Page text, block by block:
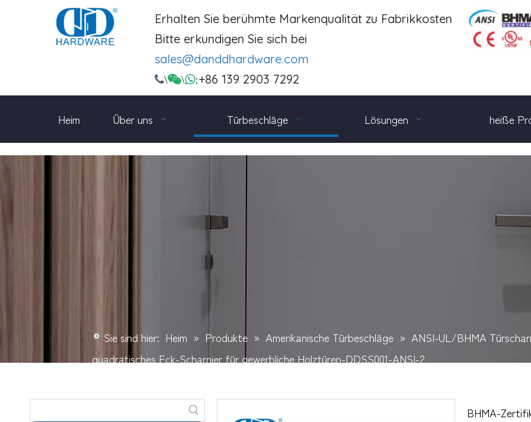
Erhalten Sie berühmte Markenqualität zu Fabrikkosten
Bitte erkundigen Sie sich bei
sales@danddhardware.com
\\:+86 139 2903 7292
Heim Über uns Türbeschläge Lösungen heiße
Sie sind hier: Heim » Produkte » Amerikanische Türbeschläge » ANSI-UL/BHMA
quadratisches Eck-Scharnier für gewerbliche Holztüren-DDSS001-ANSI-2
BHMA-